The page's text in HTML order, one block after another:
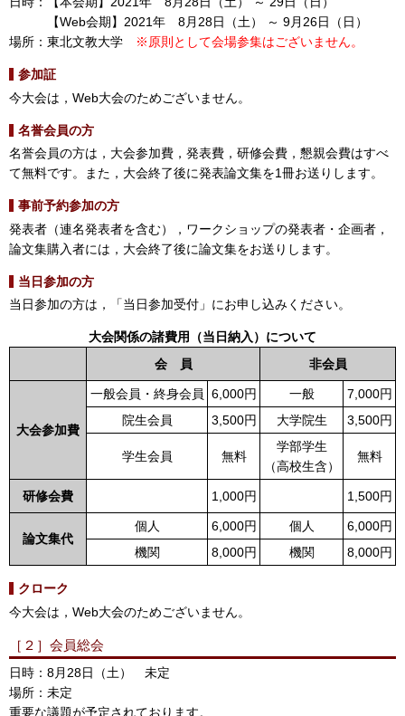
【Web会期】2021年 8月28日（土） ～ 9月26日（日）
場所：東北文教大学
※原則として会場参集はございません。
参加証
今大会は，Web大会のためございません。
名誉会員の方
名誉会員の方は，大会参加費，発表費，研修会費，懇親会費はすべ
て無料です。また，大会終了後に発表論文集を1冊お送りします。
事前予約参加の方
発表者（連名発表者を含む），ワークショップの発表者・企画者，
論文集購入者には，大会終了後に論文集をお送りします。
当日参加の方
当日参加の方は，「当日参加受付」にお申し込みください。
大会関係の諸費用（当日納入）について
会 員
非会員
大会参加費
一般会員・終身会員 6,000円 一般
7,000円
院生会員
3,500円 大学院生 3,500円
学生会員 無料
学部学生
（高校生含）
無料
研修会費 1,000円 1,500円
論文集代
個人 6,000円 個人
6,000円
機関
8,000円 機関 8,000円
クローク
今大会は，Web大会のためございません。
［２］会員総会
日時：8月28日（土） 未定
場所：未定
重要な議題が予定されております。